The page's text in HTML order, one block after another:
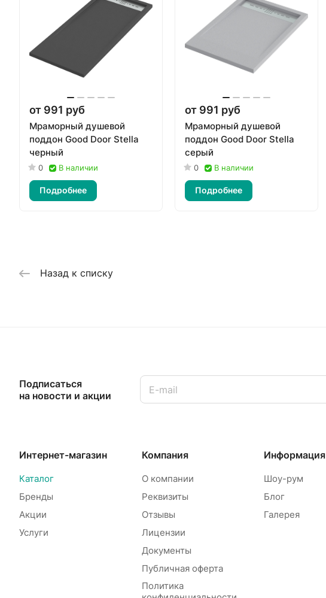
от 991 руб
Мраморный душевой
поддон Good Door Stella
черный
0 В наличии
Подробнее
от 991 руб
Мраморный душевой
поддон Good Door Stella
серый
0 В наличии
Подробнее
Назад к списку
Подписаться
на новости и акции
Интернет-магазин
Каталог
Бренды
Акции
Услуги
Компания
О компании
Реквизиты
Отзывы
Лицензии
Документы
Публичная оферта
Политика
Информация
Шоу-рум
Блог
Галерея